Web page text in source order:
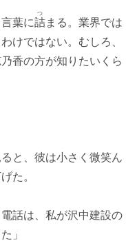
葉に詰
つ
まる。業界では
けではない。むしろ、
香の方が知りたいくら
と、彼は小さく微笑ん
た。
話は、私が沢中建設の
」